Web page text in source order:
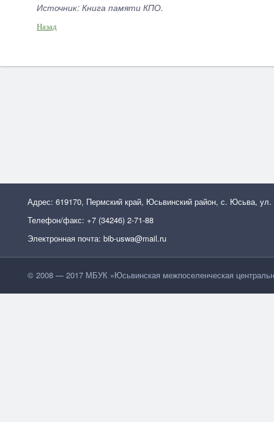
Источник: Книга памяти КПО.
Назад
Адрес: 619170, Пермский край, Юсьвинский район, с. Юсьва, ул.
Телефон/факс: +7 (34246) 2-71-88
Электронная почта: bib-uswa@mail.ru
© 2008 — 2017 МБУК »Юсьвинская межпоселенческая